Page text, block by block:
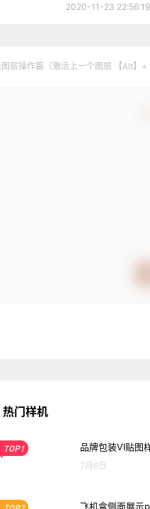
2020-11-23 22:56:19
层操作篇（激活上一个图层 【Alt】+
热门样机
TOP1 品牌包装VI贴图
7月6日
飞机盒侧面展示